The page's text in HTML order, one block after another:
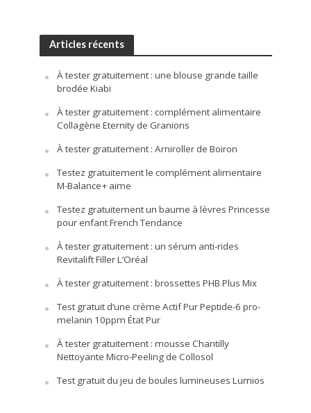
Articles récents
À tester gratuitement : une blouse grande taille
brodée Kiabi
À tester gratuitement : complément alimentaire
Collagène Eternity de Granions
À tester gratuitement : Arniroller de Boiron
Testez gratuitement le complément alimentaire
M-Balance+ aime
Testez gratuitement un baume à lèvres Princesse
pour enfant French Tendance
À tester gratuitement : un sérum anti-rides
Revitalift Filler L’Oréal
À tester gratuitement : brossettes PHB Plus Mix
Test gratuit d’une crème Actif Pur Peptide-6 pro-
melanin 10ppm État Pur
À tester gratuitement : mousse Chantilly
Nettoyante Micro-Peeling de Collosol
Test gratuit du jeu de boules lumineuses Lumios